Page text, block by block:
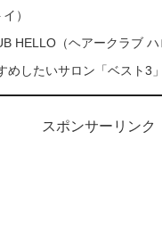
）
HELLO（ヘアークラブ ハ
めしたいサロン「ベスト3」
スポンサーリンク